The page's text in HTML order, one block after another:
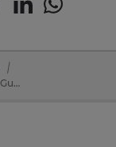
Oposiciones de Personal de Oficios en Alcala De Guadaira (Sevilla)